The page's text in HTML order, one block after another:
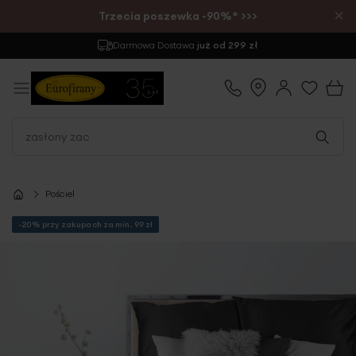
Trzecia poszewka -90%* >>> ×
Darmowa Dostawa już od 299 zł
Pościel
-20% przy zakupach za min. 99 zł